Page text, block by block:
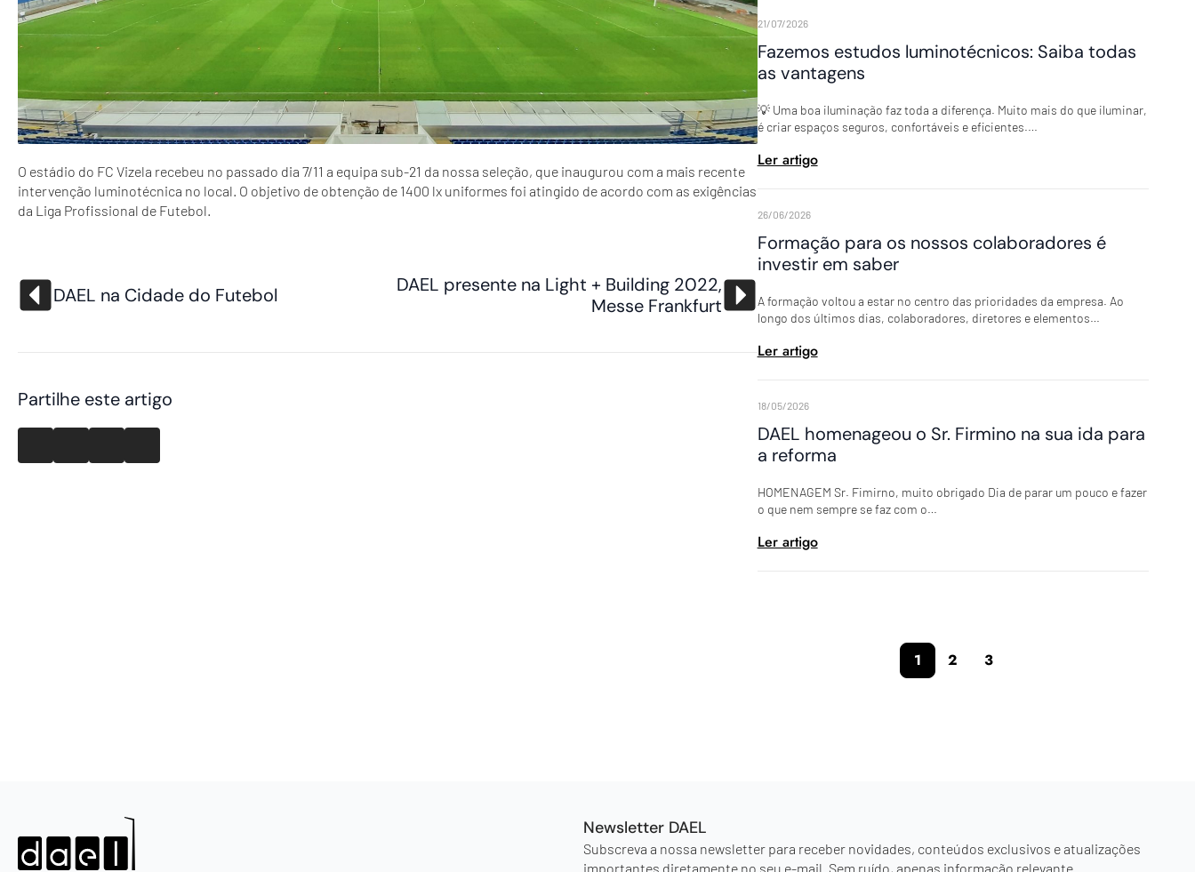
O estádio do FC Vizela recebeu no passado dia 7/11 a equipa sub-21 da nossa seleção, que inaugurou com a mais recente
intervenção luminotécnica no local. O objetivo de obtenção de 1400 lx uniformes foi atingido de acordo com as exigências
da Liga Profissional de Futebol.
DAEL na Cidade do Futebol
DAEL presente na Light + Building 2022,
Messe Frankfurt
Partilhe este artigo
Fazemos estudos luminotécnicos: Saiba todas
as vantagens
21/07/2026
💡 Uma boa iluminação faz toda a diferença. Muito mais do que iluminar,
é criar espaços seguros, confortáveis e eficientes.…
Ler artigo
Formação para os nossos colaboradores é
investir em saber
26/06/2026
A formação voltou a estar no centro das prioridades da empresa. Ao
longo dos últimos dias, colaboradores, diretores e elementos…
Ler artigo
DAEL homenageou o Sr. Firmino na sua ida para
a reforma
18/05/2026
HOMENAGEM Sr. Fimirno, muito obrigado Dia de parar um pouco e fazer
o que nem sempre se faz com o…
Ler artigo
1 2 3
Newsletter DAEL
Subscreva a nossa newsletter para receber novidades, conteúdos exclusivos e atualizações
importantes diretamente no seu e-mail. Sem ruído, apenas informação relevante.